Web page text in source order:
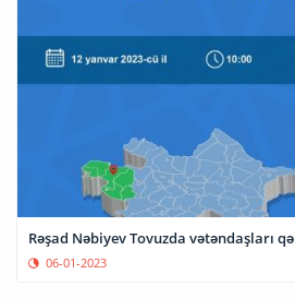
Rəşad Nəbiyev Tovuzda vətəndaşları
06-01-2023